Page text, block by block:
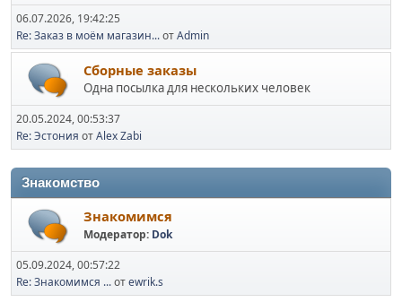
06.07.2026, 19:42:25
Re: Заказ в моём магазин...отAdmin
Сборные заказы
Одна посылка для нескольких человек
20.05.2024, 00:53:37
Re: Эстония отAlex Zabi
Знакомство
Знакомимся
Модератор: Dok
05.09.2024, 00:57:22
Re: Знакомимся ...отewrik.s